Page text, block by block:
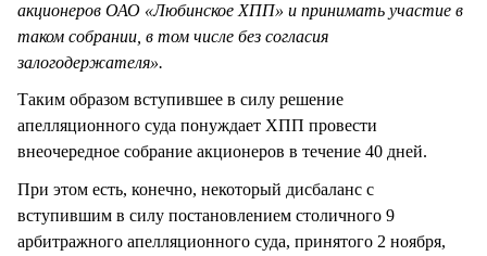
акционеров ОАО «Любинское ХПП» и принимать участие в
таком собрании, в том числе без согласия
залогодержателя».
Таким образом вступившее в силу решение
апелляционного суда понуждает ХПП провести
внеочередное собрание акционеров в течение 40 дней.
При этом есть, конечно, некоторый дисбаланс с
вступившим в силу постановлением столичного 9
арбитражного апелляционного суда, принятого 2 ноября,